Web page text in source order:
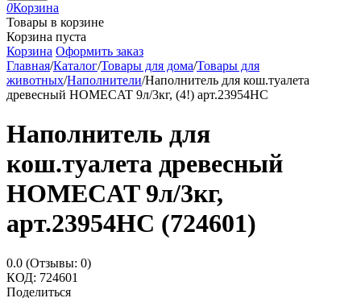
0Корзина
Товары в корзине
Корзина пуста
Корзина Оформить заказ
Главная/Каталог/Товары для дома/Товары для
животных/Наполнители/Наполнитель для кош.туалета
древесный HOMECAT 9л/3кг, (4!) арт.23954НС
Наполнитель для
кош.туалета древесный
HOMECAT 9л/3кг,
арт.23954НС (724601)
0.0 (Отзывы: 0)
КОД: 724601
Поделиться